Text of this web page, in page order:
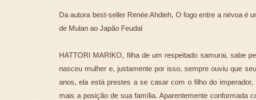
Da autora best-seller Renée Ahdieh, O fogo entre a névoa é
de Mulan ao Japão Feudal
HATTORI MARIKO, filha de um respeitado samurai, sabe
nasceu mulher e, justamente por isso, sempre ouviu que
anos, ela está prestes a se casar com o filho do
mais a posição de sua família. Aparentemente conformada